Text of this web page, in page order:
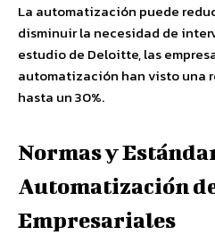
La automatización puede
disminuir la necesidad de
estudio de Deloitte, las
automatización han visto una
hasta un 30%.
Normas y
Automatización
Empresariales